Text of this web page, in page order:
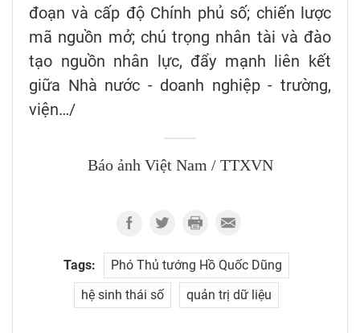
đoạn và cấp độ Chính phủ số; chiến lược
mã nguồn mở; chú trọng nhân tài và đào
tạo nguồn nhân lực, đẩy mạnh liên kết
giữa Nhà nước - doanh nghiệp - trường,
viện…/
Báo ảnh Việt Nam / TTXVN
Tags:
Phó Thủ tướng Hồ Quốc Dũng
hệ sinh thái số
quản trị dữ liệu